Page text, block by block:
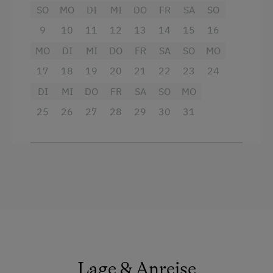
Haupthaus
Doppelbett (Kingsize)
Einzelbett
SO
9
MO
10
DI
11
MI
12
DO
13
FR
14
SA
15
SO
16
MO
17
DI
18
MI
19
DO
20
FR
21
SA
22
SO
23
MO
24
DI
25
MI
26
DO
27
FR
28
SA
29
SO
30
MO
31
Lage & Anreise